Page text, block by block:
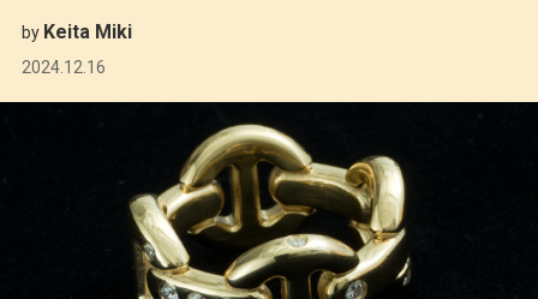
by Keita Miki
2024.12.16